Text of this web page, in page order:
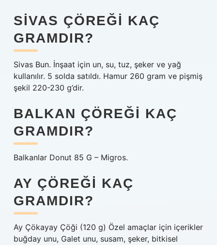
SIVAS ÇÖREĞI KAÇ
GRAMDIR?
Sivas Bun. İnşaat için un, su, tuz, şeker ve yağ
kullanılır. 5 solda satıldı. Hamur 260 gram ve pişmiş
şekil 220-230 g’dir.
BALKAN ÇÖREĞI KAÇ
GRAMDIR?
Balkanlar Donut 85 G – Migros.
AY ÇÖREĞI KAÇ
GRAMDIR?
Ay Çökayay Çöği (120 g) Özel amaçlar için içerikler
buğday unu, Galet unu, susam, şeker, bitkisel